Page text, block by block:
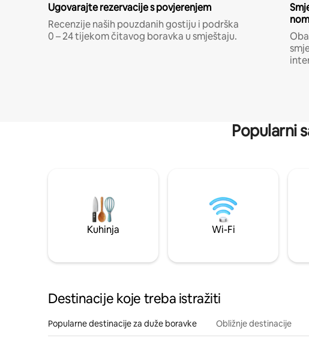
Ugovarajte rezervacije s povjerenjem
Recenzije naših pouzdanih gostiju i podrška
0 – 24 tijekom čitavog boravka u smještaju.
Popularni
Kuhinja Wi-Fi
Destinacije koje treba istražiti
Popularne destinacije za duže boravke Obližnje destinacije